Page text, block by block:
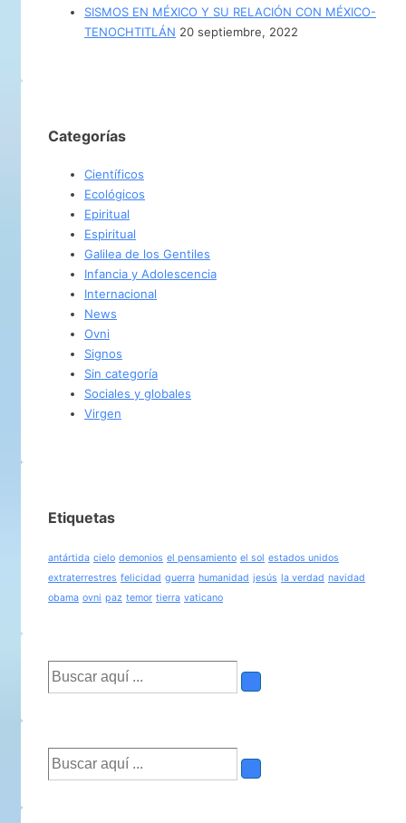
SISMOS EN MÉXICO Y SU RELACIÓN CON MÉXICO-
TENOCHTITLÁN 20 septiembre, 2022
Categorías
Científicos
Ecológicos
Epiritual
Espiritual
Galilea de los Gentiles
Infancia y Adolescencia
Internacional
News
Ovni
Signos
Sin categoría
Sociales y globales
Virgen
Etiquetas
antártida cielo demonios el pensamiento el sol estados unidos
extraterrestres felicidad guerra humanidad jesús la verdad navidad
obama ovni paz temor tierra vaticano
Buscar
por:
Buscar
por: